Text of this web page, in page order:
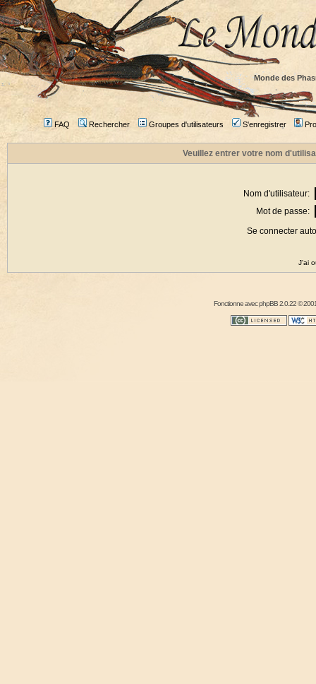
Monde des
FAQ Rechercher Groupes d'utilisateurs S'enregistrer
Veuillez entrer votre nom
Nom d'utilisateur:
Mot de passe:
Se connecter
J'ai
Fonctionne avecphpBB2.0.22 ©